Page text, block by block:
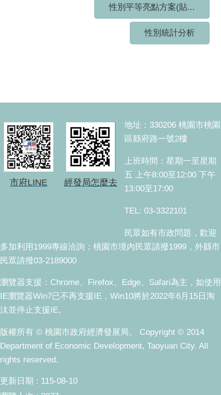
性別平等亮點方案(貼...
性別統計分析
:::
市府LINE 經發局怎麼去
地址：330206 桃園市桃園
區縣府路一號2樓
上班時間：星期一至星期
五 上午8:00至12:00 下午
13:00至17:00
TEL: 03-3322101
民眾如有市政問題，歡迎
多加利用1999專線洽詢；桃園市境內民眾請撥1999，外縣市
民眾請撥03-2189000
瀏覽器支援：Chrome、Firefox、Edge、Safari為主，如使用
IE瀏覽器Win7已不再支援IE，Win10將於2022年6月15日淘
汰並停止支援IE。
版權所有 © 桃園市政府經濟發展局。 Copyright © 2014
Department of Economic Development, Taoyuan City. All
rights reserved.
更新日期
115-08-10